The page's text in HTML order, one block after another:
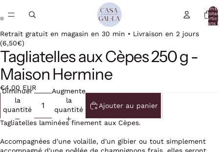
total
dans
Retrait gratuit en magasin en 30 min • Livraison en 2 jours
(6,50€)
Tagliatelles aux Cèpes 250 g -
Maison Hermine
€4,00 EUR
Diminuer
la
quantité
Augmenter
la
quantité
Ajouter au panier
Tagliatelles laminées finement aux Cèpes.
Accompagnées d'une volaille, d'un gibier ou tout simplement